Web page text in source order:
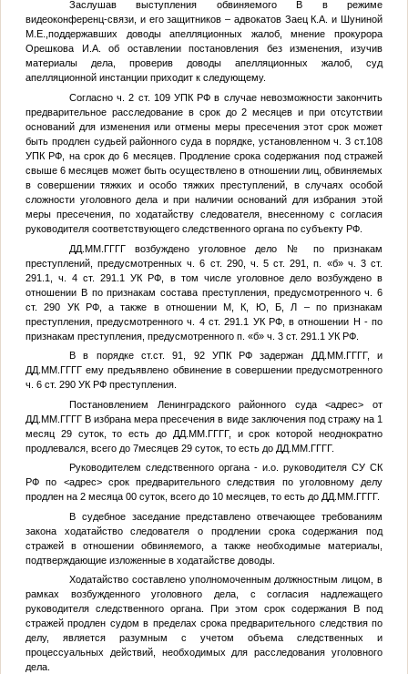
Заслушав выступления обвиняемого
В в режиме
видеоконференц-связи, и его защитников – адвокатов Заец К.А. и Шуниной
М.Е.,поддержавших доводы апелляционных жалоб, мнение прокурора
Орешкова И.А. об оставлении постановления без изменения, изучив
материалы дела, проверив доводы апелляционных жалоб, суд
апелляционной инстанции приходит к следующему.
Согласно ч. 2 ст. 109 УПК РФ в случае невозможности закончить
предварительное расследование в срок до 2 месяцев и при отсутствии
оснований для изменения или отмены меры пресечения этот срок может
быть продлен судьей районного суда в порядке, установленном ч. 3 ст.108
УПК РФ, на срок до 6 месяцев. Продление срока содержания под стражей
свыше 6 месяцев может быть осуществлено в отношении лиц, обвиняемых
в совершении тяжких и особо тяжких преступлений, в случаях особой
сложности уголовного дела и при наличии оснований для избрания этой
меры пресечения, по ходатайству следователя, внесенному с согласия
руководителя соответствующего следственного органа по субъекту РФ.
ДД.ММ.ГГГГвозбуждено уголовное дело №
по признакам
преступлений, предусмотренных ч. 6 ст. 290, ч. 5 ст. 291, п. «б» ч. 3 ст.
291.1, ч. 4 ст. 291.1 УК РФ, в том числе уголовное дело возбуждено в
отношении Впо признакам состава преступления, предусмотренного ч. 6
ст. 290 УК РФ, а также в отношенииМ ,К Ю, Б, Л – по признакам
преступления, предусмотренного ч. 4 ст. 291.1 УК РФ, в отношении Н - по
признакам преступления, предусмотренного п. «б» ч. 3 ст. 291.1 УК РФ.
Вв порядке ст.ст. 91, 92 УПК РФ задержан ДД.ММ.ГГГГ, и
ДД.ММ.ГГГГему предъявлено обвинение в совершении предусмотренного
ч. 6 ст. 290 УК РФ преступления.
Постановлением Ленинградского районного суда<адрес> от
ДД.ММ.ГГГГ В избрана мера пресечения в виде заключения под стражу на 1
месяц 29 суток, то есть до ДД.ММ.ГГГГ, и срок которой неоднократно
продлевался, всего до 7месяцев 29 суток, то есть до ДД.ММ.ГГГГ.
Руководителем следственного органа - и.о. руководителя СУ СК
РФ по <адрес>срок предварительного следствия по уголовному делу
продлен на 2 месяца 00 суток, всего до 10 месяцев, то есть до ДД.ММ.ГГГГ.
В судебное заседание представлено отвечающее требованиям
закона ходатайство следователя о продлении срока содержания под
стражей в отношении обвиняемого, а также необходимые материалы,
подтверждающие изложенные в ходатайстве доводы.
Ходатайство составлено уполномоченным должностным лицом, в
рамках возбужденного уголовного дела, с согласия надлежащего
руководителя следственного органа. При этом срок содержания
В под
стражей продлен судом в пределах срока предварительного следствия по
делу, является разумным с учетом объема следственных и
процессуальных действий, необходимых для расследования уголовного
дела.